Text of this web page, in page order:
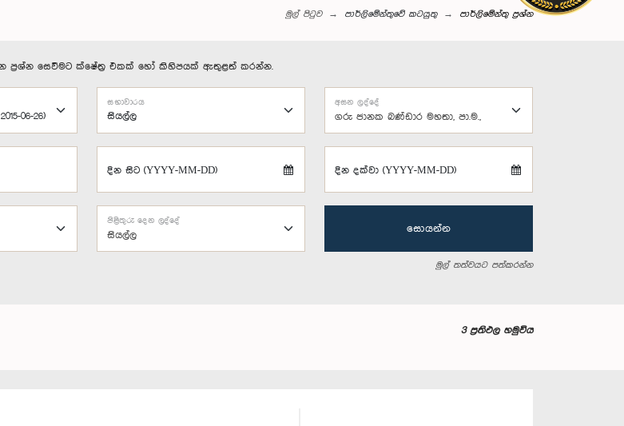
මුල් පිටුව පාර්ලිමේන්තුවේ කටයුතු පාර්ලි‌මේන්තු‌ ප්‍රශ්න
ප්‍රශ්න සෙවීමට ක්ෂේත්‍ර එකක් හෝ කිහිපයක් ඇතුළත් කරන්න.
සභාවාරය
ගරු ජානක බණ්ඩාර මහතා, පා.ම.,
අසන ලද්දේ
දින සිට (YYYY-MM-DD) දින දක්වා (YYYY-MM-DD)
සියල්ල
පිළිතුරු දෙන ලද්දේ
සොයන්න
මුල් තත්වයට පත්කරන්න
3 ප්‍රතිඵල හමුවිය